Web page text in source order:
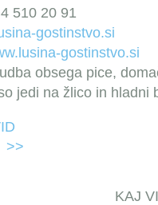
510 20 91
gostinstvo.si
gostinstvo.si
obsega pice,
jedi na žlico in hladni
>>
KAJ